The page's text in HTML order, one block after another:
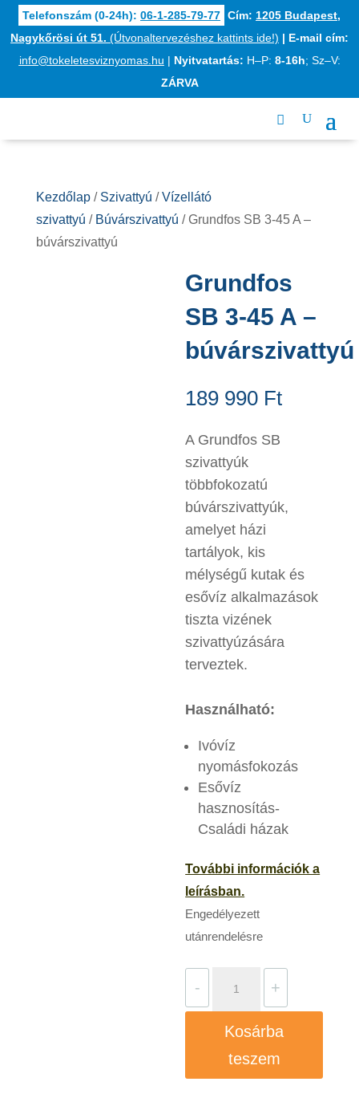
Telefonszám (0-24h): 06-1-285-79-77 Cím: 1205 Budapest,
Nagykőrösi út 51. (Útvonaltervezéshez kattints ide!) | E-mail cím:
info@tokeletesviznyomas.hu | Nyitvatartás: H–P: 8-16h; Sz–V:
ZÁRVA
Kezdőlap/ Szivattyú /Vízellátó
szivattyú / Búvárszivattyú / Grundfos SB 3-45 A –
búvárszivattyú
Grundfos
SB 3-45 A –
búvárszivattyú
189 990 Ft
A Grundfos SB
szivattyúk
többfokozatú
búvárszivattyúk,
amelyet házi
tartályok, kis
mélységű kutak és
esővíz alkalmazások
tiszta vizének
szivattyúzására
terveztek.
Használható:
Ivóvíz
nyomásfokozás
Esővíz
hasznosítás-
Családi házak
További információk a
leírásban.
Engedélyezett
utánrendelésre
- +
Kosárba
teszem